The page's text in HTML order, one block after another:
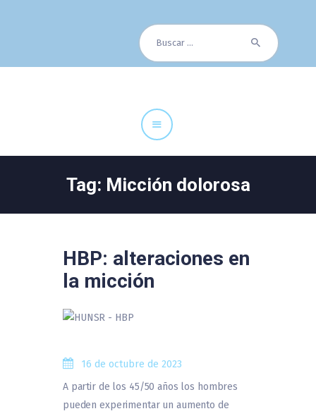
Buscar:
Tag: Micción dolorosa
Cuadro Médico
Especialidades
HBP: alteraciones en
la micción
16 de octubre de 2023
A partir de los 45/50 años los hombres
pueden experimentar un aumento de